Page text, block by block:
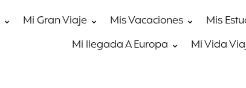
Mi Gran Viaje Mis Vacaciones Mis
Mi llegada A Europa
Mi Vida